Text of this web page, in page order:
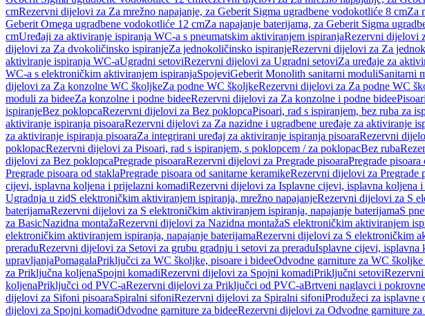
cmRezervni dijelovi za Za mrežno napajanje, za Geberit Sigma ugradbene vodokotliće 8 cmZa
Geberit Omega ugradbene vodokotliće 12 cmZa napajanje baterijama, za Geberit Sigma
cmUređaji za aktiviranje ispiranja WC-a s pneumatskim aktiviranjem ispiranjaRezervni dijelovi
dijelovi za Za dvokoličinsko ispiranjeZa jednokoličinsko ispiranjeRezervni dijelovi za Za
aktiviranje ispiranja WC-aUgradni setoviRezervni dijelovi za Ugradni setoviZa uređaje za
WC-a s elektroničkim aktiviranjem ispiranjaSpojeviGeberit Monolith sanitarni moduliSanitarni
dijelovi za Za konzolne WC školjkeZa podne WC školjkeRezervni dijelovi za Za podne WC
moduli za bideeZa konzolne i podne bideeRezervni dijelovi za Za konzolne i podne bideePisoari
ispiranjeBez poklopcaRezervni dijelovi za Bez poklopcaPisoari, rad s ispiranjem, bez ruba za
aktiviranje ispiranja pisoaraRezervni dijelovi za Za nazidne i ugradbene uređaje za aktiviranje
za aktiviranje ispiranja pisoaraZa integrirani uređaj za aktiviranje ispiranja pisoaraRezervni
poklopacRezervni dijelovi za Pisoari, rad s ispiranjem, s poklopcem / za poklopacBez ruba
dijelovi za Bez poklopcaPregrade pisoaraRezervni dijelovi za Pregrade pisoaraPregrade pisoara
Pregrade pisoara od staklaPregrade pisoara od sanitarne keramikeRezervni dijelovi za Pregrade
cijevi, isplavna koljena i prijelazni komadiRezervni dijelovi za Isplavne cijevi, isplavna koljena
Ugradnja u zidS elektroničkim aktiviranjem ispiranja, mrežno napajanjeRezervni dijelovi za S
baterijamaRezervni dijelovi za S elektroničkim aktiviranjem ispiranja, napajanje baterijamaS
za BasicNazidna montažaRezervni dijelovi za Nazidna montažaS elektroničkim aktiviranjem
elektroničkim aktiviranjem ispiranja, napajanje baterijamaRezervni dijelovi za S elektroničkim
preraduRezervni dijelovi za Setovi za grubu gradnju i setovi za preraduIsplavne cijevi, isplavna
upravljanjaPomagalaPriključci za WC školjke, pisoare i bideeOdvodne garniture za WC
za Priključna koljenaSpojni komadiRezervni dijelovi za Spojni komadiPriključni setovi
koljenaPriključci od PVC-aRezervni dijelovi za Priključci od PVC-aBrtveni naglavci i
dijelovi za Sifoni pisoaraSpiralni sifoniRezervni dijelovi za Spiralni sifoniProdužeci za
dijelovi za Spojni komadiOdvodne garniture za bideeRezervni dijelovi za Odvodne garniture za